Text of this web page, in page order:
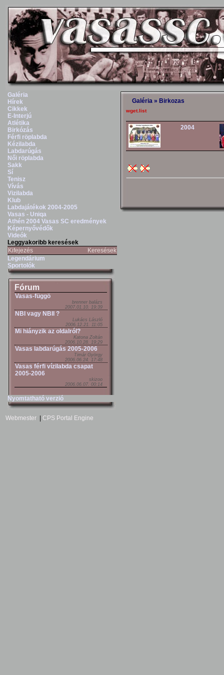
Galéria
Hírek
Cikkek
E-Interjú
Atlétika
Birkózás
Férfi röplabda
Kézilabda
Labdarúgás
Női röplabda
Sakk
Sí
Tenisz
Vívás
Vizilabda
Klub
Labdajátékok 2004-2005
Vasas - Uniqa
Athén 2004 Vasas SC eredmények
Képernyővédők
Videók
Leggyakoribb keresések
Kifejezés
Keresések
Legendárium
Sportolók
Fórum
Vasas-függö
brenner balázs
2007.01.10. 19:39
NBI vagy NBII ?
Lukács László
2006.12.21. 11:05
Mi hiányzik az oldalról?
Katona Zoltán
2006.10.28. 19:29
Vasas labdarúgás 2005-2006
Timár György
2006.06.24. 17:48
Vasas férfi vízilabda csapat
2005-2006
skizoo
2006.06.07. 00:14
Nyomtatható verzió
Galéria » Birkozas
wget.list
2004
Webmester CPS Portal Engine